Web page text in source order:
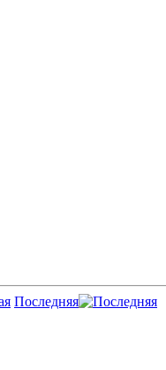
Последняя